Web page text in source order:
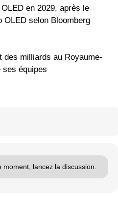
en 2029, après le
OLED selon Bloomberg
des milliards au Royaume-
ses équipes
lancez la discussion.